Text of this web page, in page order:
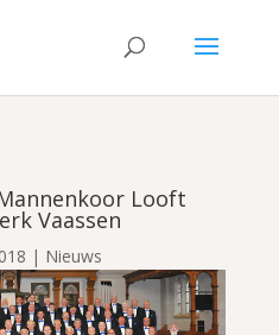
Looft
Vaassen
| Nieuws